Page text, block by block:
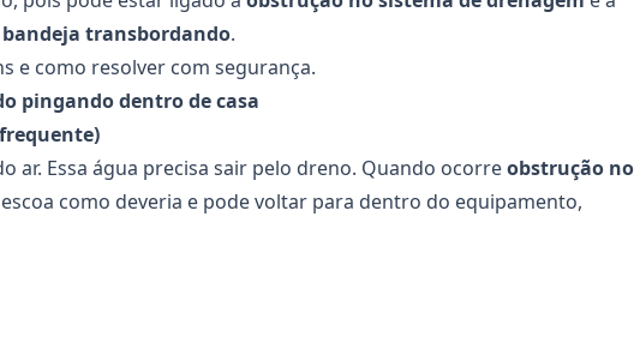
bandeja transbordando.
e como resolver com segurança.
pingando dentro de casa
ar. Essa água precisa sair pelo dreno. Quando ocorreobstrução no
como deveria e pode voltar para dentro do equipamento,